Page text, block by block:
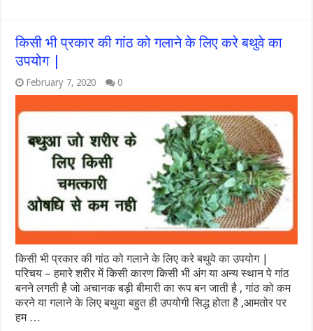
किसी भी प्रकार की गांठ को गलाने के लिए करे बथुवे का
उपयोग |
February 7, 2020 0
किसी भी प्रकार की गांठ को गलाने के लिए करे बथुवे का उपयोग |
परिचय – हमारे शरीर में किसी कारण किसी भी अंग या अन्य स्थान पे गांठ
बनने लगती है जो अचानक बड़ी बीमारी का रूप बन जाती है , गांठ को कम
करने या गलाने के लिए बथुवा बहुत ही उपयोगी सिद्ध होता है ,आमतोर पर
हम …